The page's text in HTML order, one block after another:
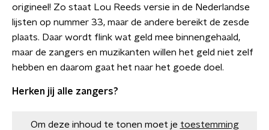
origineel! Zo staat Lou Reeds versie in de Nederlandse
lijsten op nummer 33, maar de andere bereikt de zesde
plaats. Daar wordt flink wat geld mee binnengehaald,
maar de zangers en muzikanten willen het geld niet zelf
hebben en daarom gaat het naar het goede doel.
Herken jij alle zangers?
Om deze inhoud te tonen moet je toestemming